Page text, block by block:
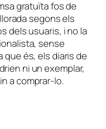
gratuïta fos de
segons els
dels usuaris, i no la
sense
que és, els diaris de
ni un exemplar,
a comprar-lo.